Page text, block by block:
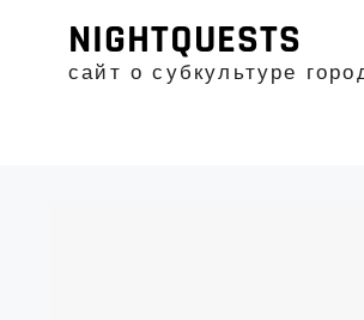
содержимому
NIGHTQUESTS
сайт о субкультуре